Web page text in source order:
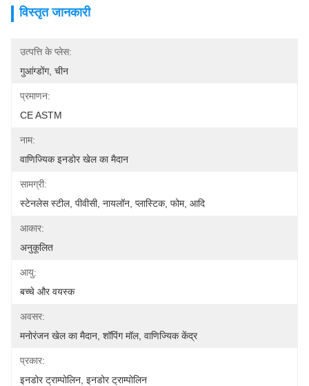
विस्तृत जानकारी
उत्पत्ति के प्लेस:
गुआंग्डोंग, चीन
प्रमाणन:
CE ASTM
नाम:
वाणिज्यिक इनडोर खेल का मैदान
सामग्री:
स्टेनलेस स्टील, पीवीसी, नायलॉन, प्लास्टिक, फोम, आदि
आकार:
अनुकूलित
आयु:
बच्चे और वयस्क
अवसर:
मनोरंजन खेल का मैदान, शॉपिंग मॉल, वाणिज्यिक केंद्र
प्रकार:
इनडोर ट्राम्पोलिन, इनडोर ट्राम्पोलिन